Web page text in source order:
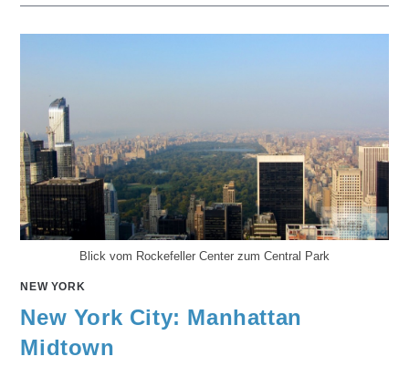
Blick vom Rockefeller Center zum Central Park
NEW YORK
New York City: Manhattan
Midtown